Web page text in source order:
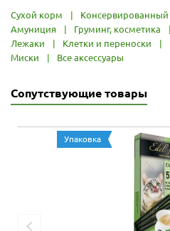
Сухой корм |
Амуниция
| Груминг, косметика |
Лежаки
| Клетки и переноски |
Миски
| Все аксессуары
Сопутствующие товары
Упаковка